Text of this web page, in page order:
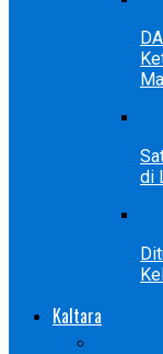
di
Kaltara